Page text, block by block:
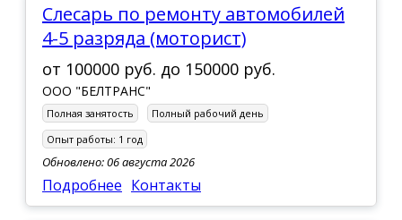
Слесарь по ремонту автомобилей
4-5 разряда (моторист)
от 100000 руб. до 150000 руб.
ООО "БЕЛТРАНС"
Полная занятость
Полный рабочий день
Опыт работы: 1 год
Обновлено: 06 августа 2026
Подробнее Контакты